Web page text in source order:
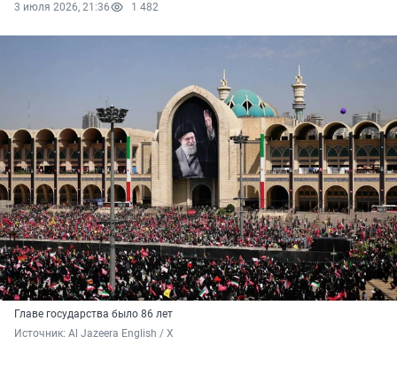
3 июля 2026, 21:36 1 482
Главе государства было 86 лет
Источник: Al Jazeera English / Х